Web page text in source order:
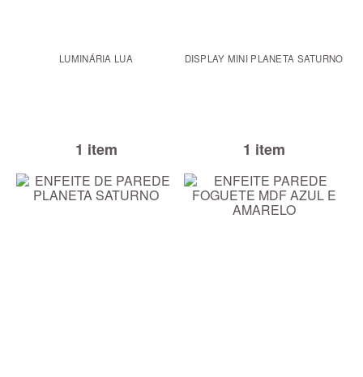
LUMINÁRIA LUA
1 item
DISPLAY MINI PLANETA SATURNO
1 item